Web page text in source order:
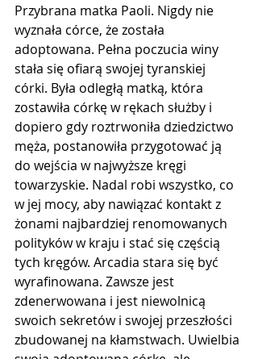
Przybrana matka Paoli. Nigdy nie
wyznała córce, że została
adoptowana. Pełna poczucia winy
stała się ofiarą swojej tyranskiej
córki. Była odległą matką, która
zostawiła córkę w rękach służby i
dopiero gdy roztrwoniła dziedzictwo
męża, postanowiła przygotować ją
do wejścia w najwyższe kręgi
towarzyskie. Nadal robi wszystko, co
w jej mocy, aby nawiązać kontakt z
żonami najbardziej renomowanych
polityków w kraju i stać się częścią
tych kręgów. Arcadia stara się być
wyrafinowana. Zawsze jest
zdenerwowana i jest niewolnicą
swoich sekretów i swojej przeszłości
zbudowanej na kłamstwach. Uwielbia